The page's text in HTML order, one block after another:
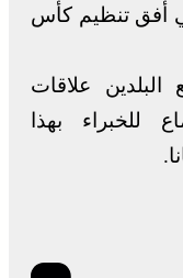
أفق تنظيم كأس
علاقات
للخبراء بهذا